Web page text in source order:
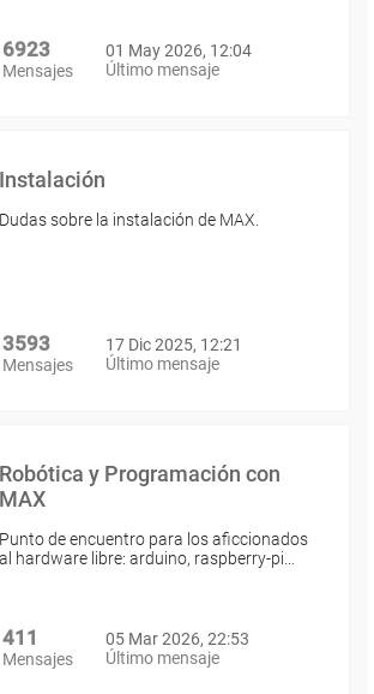
6923
Mensajes
01 May 2026, 12:04
Último mensaje
Instalación
Dudas sobre la instalación de MAX.
3593
Mensajes
17 Dic 2025, 12:21
Último mensaje
Robótica y Programación con
MAX
Punto de encuentro para los aficcionados
al hardware libre: arduino, raspberry-pi…
411
Mensajes
05 Mar 2026, 22:53
Último mensaje